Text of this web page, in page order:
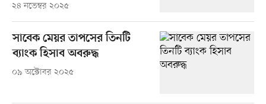
২৪ নভেম্বর ২০২৫
সাবেক মেয়র তাপসের তিনটি
ব্যাংক হিসাব অবরুদ্ধ
০৯ অক্টোবর ২০২৫